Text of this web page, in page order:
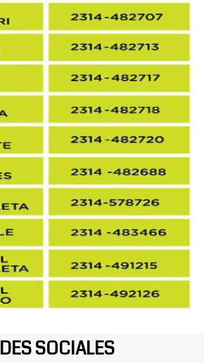
SOCIALES